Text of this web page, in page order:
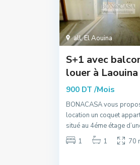
all,El Aouina
S+1 avec
louer à Laouina
900 DT/Mois
BONACASA vous
location un coquet
situé au 4éme étage
1
1 70